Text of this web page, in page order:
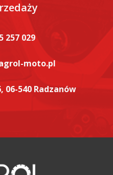
257 029
moto.pl
06-540 Radzanów